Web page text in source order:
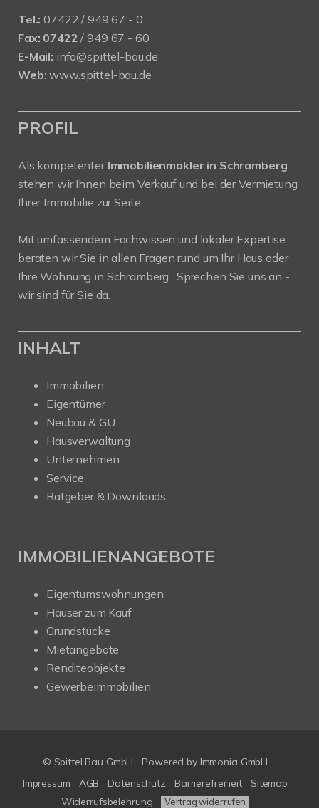
Tel.: 07422 / 949 67 - 0
Fax: 07422 / 949 67 - 60
E-Mail: info@spittel-bau.de
Web: www.spittel-bau.de
PROFIL
Als kompetenter Immobilienmakler in Schramberg
stehen wir Ihnen beim Verkauf und bei der Vermietung
Ihrer Immobilie zur Seite.
Mit umfassendem Fachwissen und lokaler Expertise
beraten wir Sie in allen Fragen rund um Ihr Haus oder
Ihre Wohnung in Schramberg . Sprechen Sie uns an -
wir sind für Sie da.
INHALT
Immobilien
Eigentümer
Neubau & GU
Hausverwaltung
Unternehmen
Service
Ratgeber & Downloads
IMMOBILIENANGEBOTE
Eigentumswohnungen
Häuser zum Kauf
Grundstücke
Mietangebote
Renditeobjekte
Gewerbeimmobilien
© Spittel Bau GmbH Powered by Immonia GmbH
Impressum
AGB Datenschutz Barrierefreiheit
Sitemap
Widerrufsbelehrung
Vertrag widerrufen